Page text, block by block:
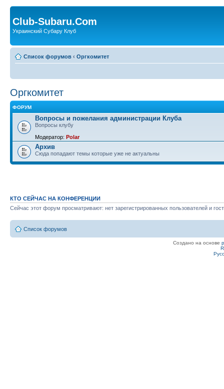
Club-Subaru.Com
Украинский Субару Клуб
Список форумов ‹ Оргкомитет
Оргкомитет
ФОРУМ
Вопросы и пожелания администрации Клуба
Вопросы клубу
Модератор: Polar
Архив
Сюда попадают темы которые уже не актуальны
КТО СЕЙЧАС НА КОНФЕРЕНЦИИ
Сейчас этот форум просматривают: нет зарегистрированных пользователей и
Список форумов
Создано на основе